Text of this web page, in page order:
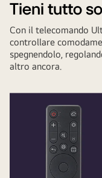
Tieni tutto
Con il telecomando
controllare
spegnendolo,
altro ancora.